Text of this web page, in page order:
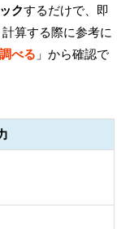
クするだけで、即
算する際に参考に
べる 」から確認で